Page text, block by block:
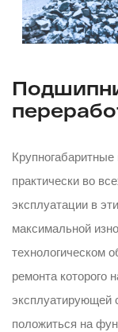
практически во
эксплуатации в
максимальной
технологическом
ремонта которого
эксплуатирующей
положиться на